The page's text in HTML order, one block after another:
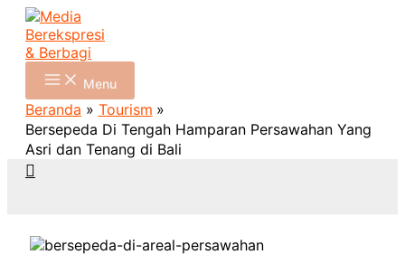
Lewati
konten
Menu
Beranda
Tourism
Bersepeda Di Tengah Hamparan Persawahan Yang
Asri dan Tenang di Bali
Cari
Ketik
di
sini..
Name*
Email*
Situs
Web
P
o
t
C
a
g